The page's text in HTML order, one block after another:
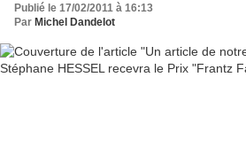
Publié le 17/02/2011 à 16:13
Par Michel Dandelot